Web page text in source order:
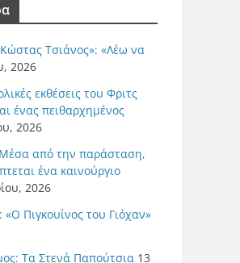
Τσιάνος»: «Λέω να
2026
εκθέσεις του Φριτς
ένας πειθαρχημένος
2026
από την παράσταση,
ένα καινούργιο
2026
Πιγκουίνος του Γιόχαν»
Τα Στενά Παπούτσια 13